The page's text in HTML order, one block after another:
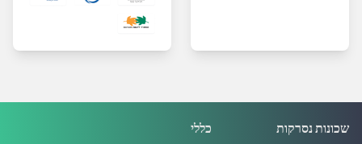
כללי
שכונות נסרקות